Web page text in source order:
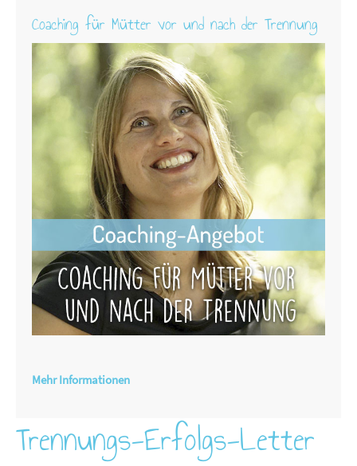
Coaching für Mütter vor und nach der Trennung
Mehr Informationen
Trennungs-Erfolgs-Letter